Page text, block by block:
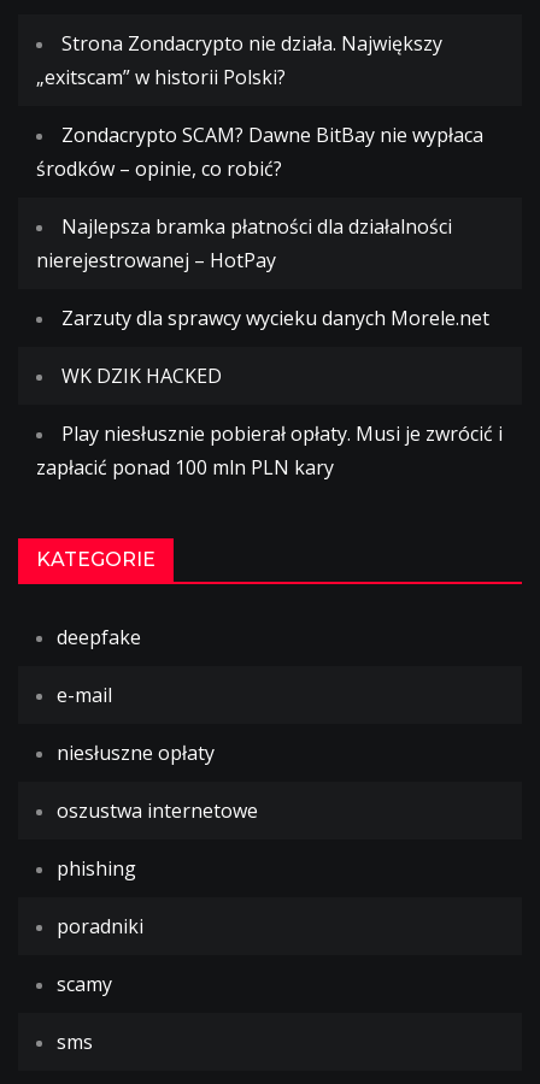
Strona Zondacrypto nie działa. Największy
„exitscam” w historii Polski?
Zondacrypto SCAM? Dawne BitBay nie wypłaca
środków – opinie, co robić?
Najlepsza bramka płatności dla działalności
nierejestrowanej – HotPay
Zarzuty dla sprawcy wycieku danych Morele.net
WK DZIK HACKED
Play niesłusznie pobierał opłaty. Musi je zwrócić i
zapłacić ponad 100 mln PLN kary
KATEGORIE
deepfake
e-mail
niesłuszne opłaty
oszustwa internetowe
phishing
poradniki
scamy
sms